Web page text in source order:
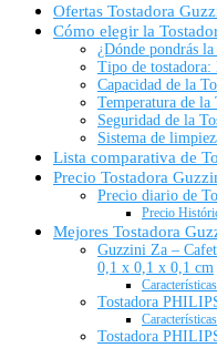
Ofertas Tostadora
Cómo elegir la
¿Dónde pondrás
Tipo de
Capacidad de la
Temperatura de la
Seguridad de la
Sistema de
Lista comparativa de
Precio Tostadora
Precio diario de
Precio
Mejores Tostadora
Guzzini Za –
0,1 x 0,1 x 0,1 cm
Características
Tostadora
Características
Tostadora